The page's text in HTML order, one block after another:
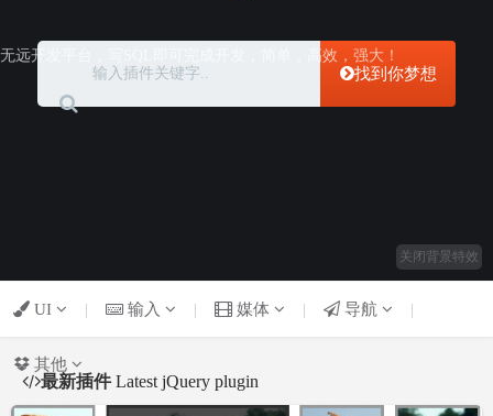
无远开发平台，写SQL即可完成开发，简单，高效，强大！
找到你梦想
关闭背景特效
UI | 输入 | 媒体 | 导航 |
其他
最新插件 Latest jQuery plugin